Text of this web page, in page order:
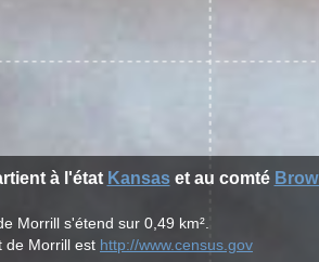
à l'état Kansaset au comté
Morrill s'étend sur 0,49 km².
de Morrill est http://www.census.gov